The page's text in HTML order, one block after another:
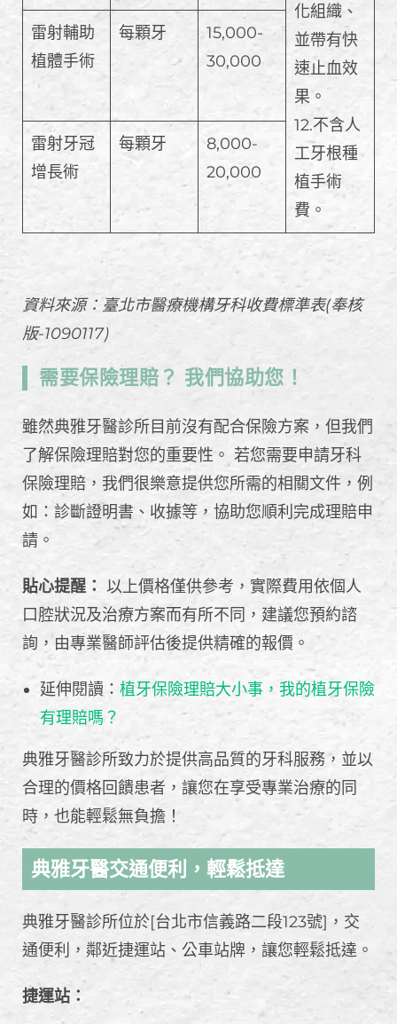
化組織、
並帶有快
速止血效
果。
12.不含人
工牙根種
植手術
費。
雷射輔助
植體手術
每顆牙
15,000-
30,000
雷射牙冠
增長術
每顆牙
8,000-
20,000
資料來源：臺北市醫療機構牙科收費標準表(奉核
版-1090117)
需要保險理賠？ 我們協助您！
雖然典雅牙醫診所目前沒有配合保險方案，但我們
了解保險理賠對您的重要性。 若您需要申請牙科
保險理賠，我們很樂意提供您所需的相關文件，例
如：診斷證明書、收據等，協助您順利完成理賠申
請。
貼心提醒： 以上價格僅供參考，實際費用依個人
口腔狀況及治療方案而有所不同，建議您預約諮
詢，由專業醫師評估後提供精確的報價。
延伸閱讀： 植牙保險理賠大小事，我的植牙保險
有理賠嗎？
典雅牙醫診所致力於提供高品質的牙科服務，並以
合理的價格回饋患者，讓您在享受專業治療的同
時，也能輕鬆無負擔！
典雅牙醫交通便利，輕鬆抵達
典雅牙醫診所位於[台北市信義路二段123號]，交
通便利，鄰近捷運站、公車站牌，讓您輕鬆抵達。
捷運站：